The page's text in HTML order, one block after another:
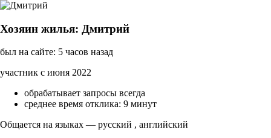
Хозяин жилья: Дмитрий
был на сайте: 5 часов назад
участник с июня 2022
обрабатывает запросы всегда
среднее время отклика: 9 минут
Общается на языках — русский , английский